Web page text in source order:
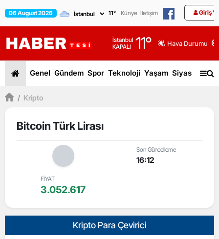
06 August 2026 11° Künye İletişim Giriş
İstanbul
KAPALI
11° Hava Durumu
Genel Gündem Spor Teknoloji Yaşam Siyaset
/ Kripto
Bitcoin Türk Lirası
Son Güncelleme
16:12
FİYAT
3.052.617
Kripto Para Çevirici